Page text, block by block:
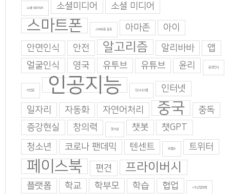
소셜 네트워크 소셜미디어 소셜 미디어
스마트폰 스마트폰 중독 아마존
아이
안면인식
안전 알고리즘 알리바바
앱
얼굴인식
영국 유투브 유튜브 윤리 음성인식
이인준 인공지능 인스타그램 인터넷
일자리 자동화 자연어처리 중국
중독
증강현실
창의력 창의성 챗봇
챗GPT
청소년
코로나 팬데믹 텐센트 트럼프 트위터
페이스북 편견 프라이버시
플랫폼 학교 학부모 학습 협업 4차산업혁명